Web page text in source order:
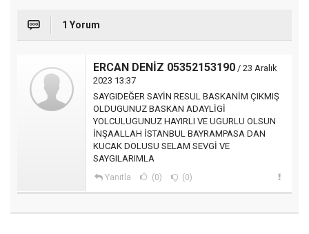
1 Yorum
ERCAN DENİZ 05352153190 / 23 Aralık
2023 13:37
SAYGIDEĞER SAYİN RESUL BASKANİM ÇIKMIŞ
OLDUGUNUZ BASKAN ADAYLİGİ
YOLCULUGUNUZ HAYIRLI VE UGURLU OLSUN
İNŞAALLAH İSTANBUL BAYRAMPASA DAN
KUCAK DOLUSU SELAM SEVGİ VE
SAYGILARIMLA
Yanıtla (0) (0)